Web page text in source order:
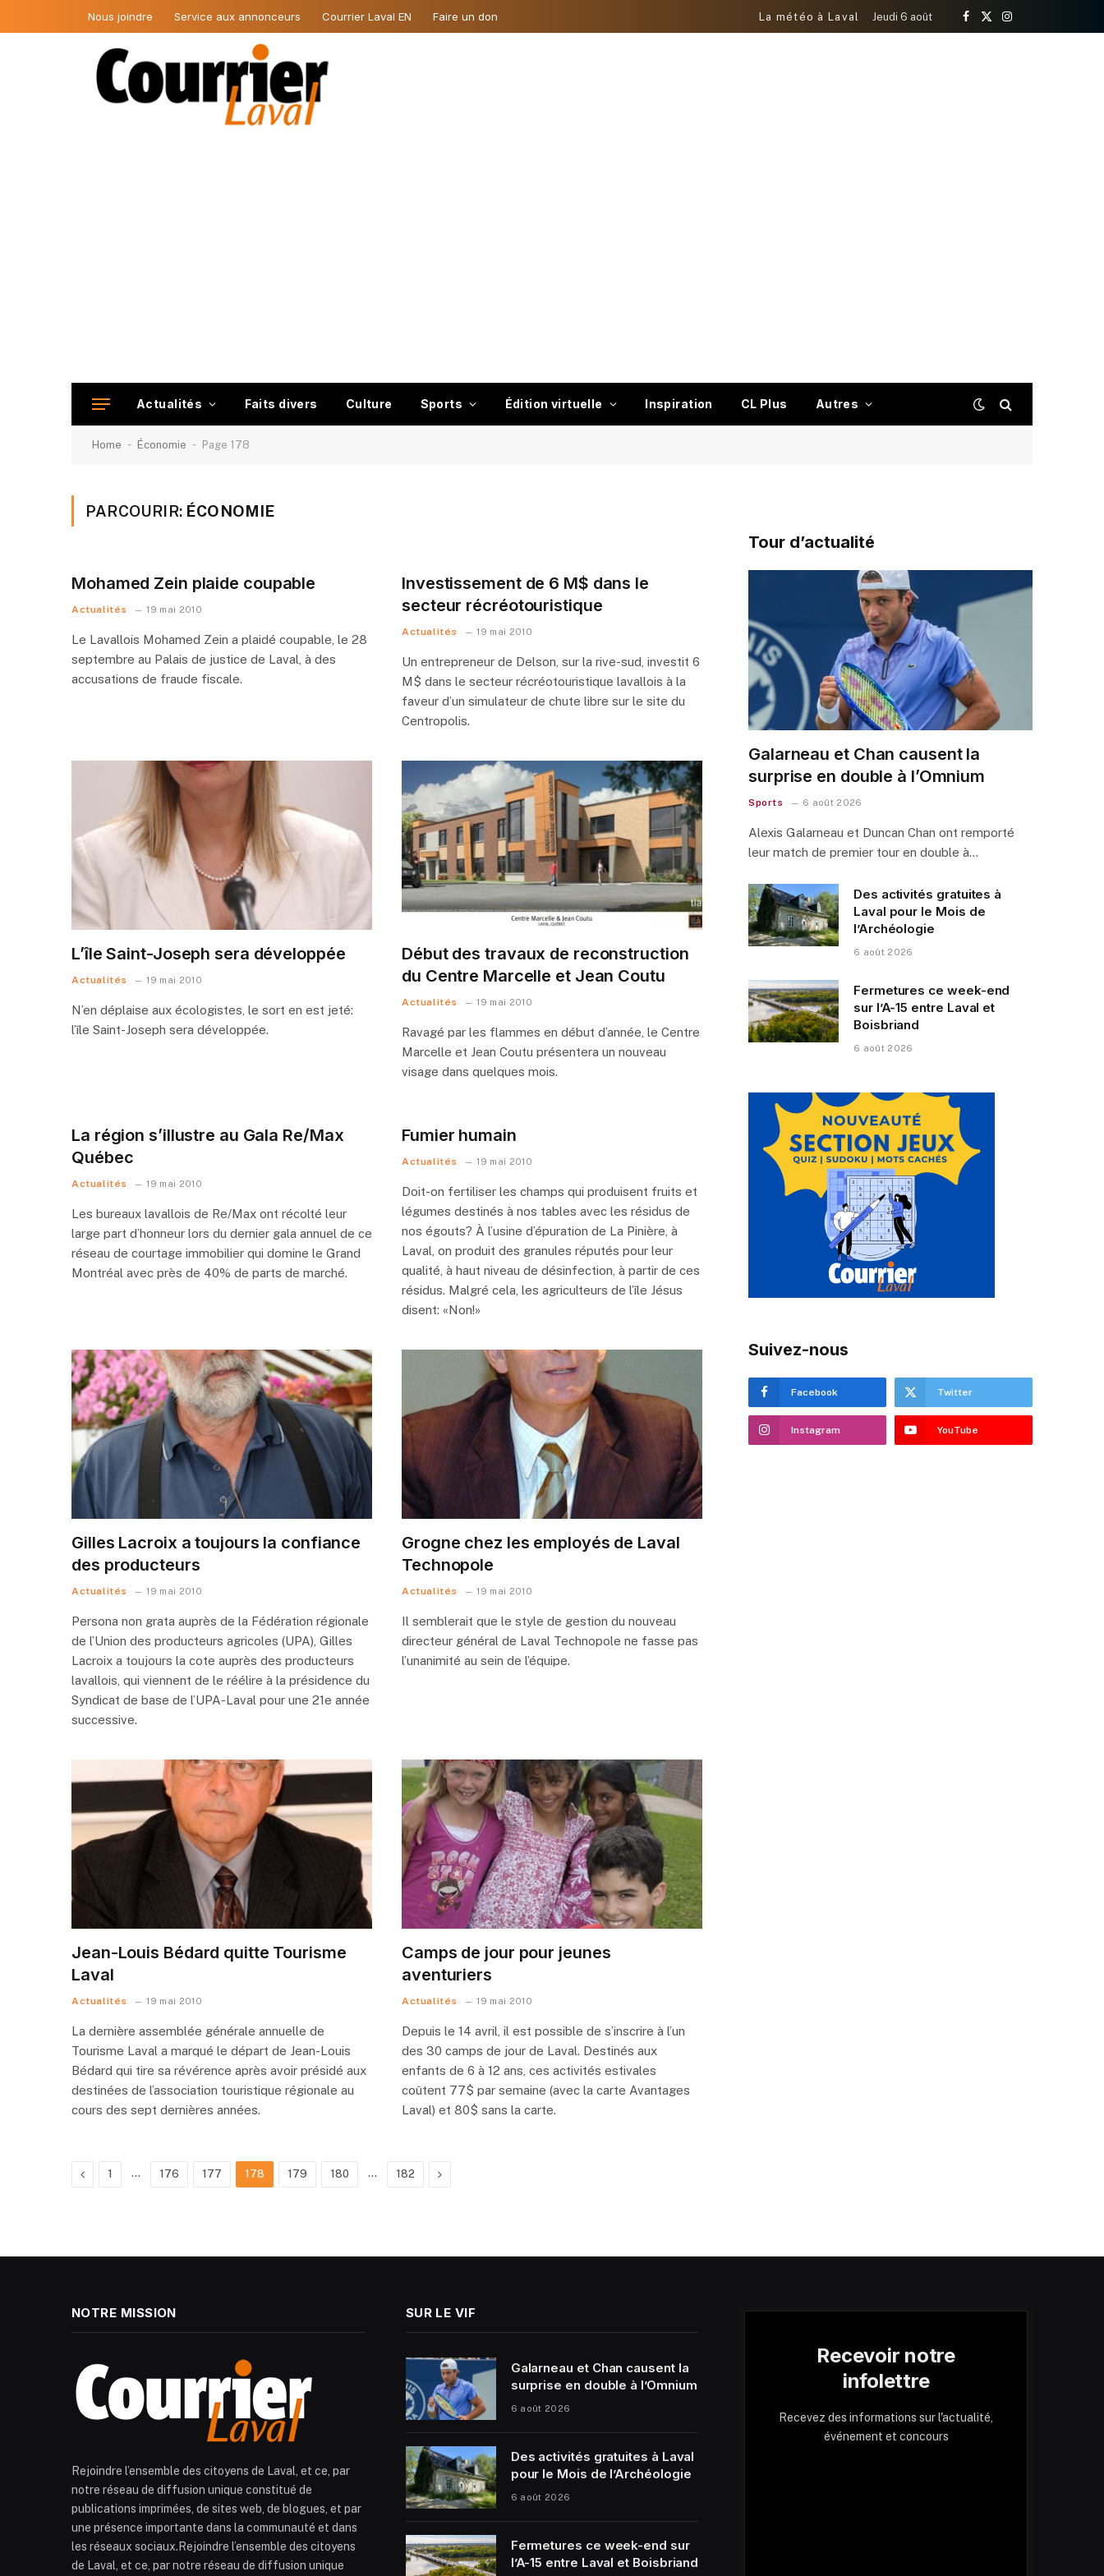
Nous joindre Service aux annonceurs Courrier Laval EN Faire un don La météo à Laval Jeudi 6 août
Facebook
X
Instagram
Actualités Faits divers Culture Sports Édition virtuelle Inspiration CL Plus Autres
Home - Économie - Page 178
PARCOURIR: ÉCONOMIE
Mohamed Zein plaide coupable
Actualités 19 mai 2010
Le Lavallois Mohamed Zein a plaidé coupable, le 28
septembre au Palais de justice de Laval, à des
accusations de fraude fiscale.
Investissement de 6 M$ dans le
secteur récréotouristique
Actualités 19 mai 2010
Un entrepreneur de Delson, sur la rive-sud, investit 6
M$ dans le secteur récréotouristique lavallois à la
faveur d’un simulateur de chute libre sur le site du
Centropolis.
L’île Saint-Joseph sera développée
Actualités 19 mai 2010
N’en déplaise aux écologistes, le sort en est jeté:
l’île Saint-Joseph sera développée.
Début des travaux de reconstruction
du Centre Marcelle et Jean Coutu
Actualités 19 mai 2010
Ravagé par les flammes en début d’année, le Centre
Marcelle et Jean Coutu présentera un nouveau
visage dans quelques mois.
La région s’illustre au Gala Re/Max
Québec
Actualités 19 mai 2010
Les bureaux lavallois de Re/Max ont récolté leur
large part d’honneur lors du dernier gala annuel de ce
réseau de courtage immobilier qui domine le Grand
Montréal avec près de 40% de parts de marché.
Fumier humain
Actualités 19 mai 2010
Doit-on fertiliser les champs qui produisent fruits et
légumes destinés à nos tables avec les résidus de
nos égouts? À l’usine d’épuration de La Pinière, à
Laval, on produit des granules réputés pour leur
qualité, à haut niveau de désinfection, à partir de ces
résidus. Malgré cela, les agriculteurs de l’île Jésus
disent: «Non!»
Gilles Lacroix a toujours la confiance
des producteurs
Actualités 19 mai 2010
Persona non grata auprès de la Fédération régionale
de l’Union des producteurs agricoles (UPA), Gilles
Lacroix a toujours la cote auprès des producteurs
lavallois, qui viennent de le réélire à la présidence du
Syndicat de base de l’UPA-Laval pour une 21e année
successive.
Grogne chez les employés de Laval
Technopole
Actualités 19 mai 2010
Il semblerait que le style de gestion du nouveau
directeur général de Laval Technopole ne fasse pas
l’unanimité au sein de l’équipe.
Jean-Louis Bédard quitte Tourisme
Laval
Actualités 19 mai 2010
La dernière assemblée générale annuelle de
Tourisme Laval a marqué le départ de Jean-Louis
Bédard qui tire sa révérence après avoir présidé aux
destinées de l’association touristique régionale au
cours des sept dernières années.
Camps de jour pour jeunes
aventuriers
Actualités 19 mai 2010
Depuis le 14 avril, il est possible de s’inscrire à l’un
des 30 camps de jour de Laval. Destinés aux
enfants de 6 à 12 ans, ces activités estivales
coûtent 77$ par semaine (avec la carte Avantages
Laval) et 80$ sans la carte.
Previous
1 … 176 177 178 179 180 … 182 Next
Tour d’actualité
Galarneau et Chan causent la
surprise en double à l’Omnium
Sports 6 août 2026
Alexis Galarneau et Duncan Chan ont remporté
leur match de premier tour en double à…
Des activités gratuites à
Laval pour le Mois de
l’Archéologie
6 août 2026
Fermetures ce week-end
sur l’A-15 entre Laval et
Boisbriand
6 août 2026
Suivez-nous
Facebook Twitter
Instagram YouTube
NOTRE MISSION
Rejoindre l’ensemble des citoyens de Laval, et ce, par
notre réseau de diffusion unique constitué de
publications imprimées, de sites web, de blogues, et par
une présence importante dans la communauté et dans
les réseaux sociaux.Rejoindre l’ensemble des citoyens
de Laval, et ce, par notre réseau de diffusion unique
SUR LE VIF
Galarneau et Chan causent la
surprise en double à l’Omnium
6 août 2026
Des activités gratuites à Laval
pour le Mois de l’Archéologie
6 août 2026
Fermetures ce week-end sur
l’A-15 entre Laval et Boisbriand
Recevoir notre
infolettre
Recevez des informations sur l'actualité,
événement et concours